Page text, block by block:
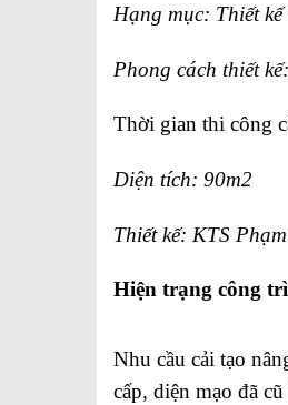
Hạng mục: Thiết
Phong cách thiết
Thời gian thi công
Diện tích: 90m2
Thiết kế: KTS Phạm
Hiện trạng công
Nhu cầu cải tạo
cấp, diện mạo đã